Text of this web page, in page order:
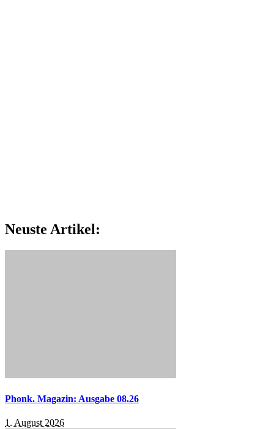
Neuste Artikel:
Phonk. Magazin: Ausgabe 08.26
1. August 2026